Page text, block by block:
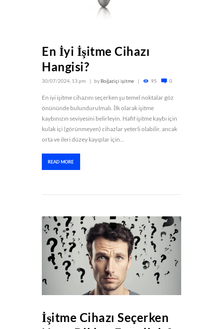
En İyi İşitme Cihazı
Hangisi?
30/07/2024, 13 pm by Boğaziçi işitme 95 0
En iyi işitme cihazını seçerken şu temel noktalar göz
önününde bulundurulmalı. İlk olarak işitme
kaybınızın seviyesini belirleyin. Hafif işitme kaybı için
kulak içi (görünmeyen) cihazlar yeterli olabilir, ancak
orta ve ileri düzey kayıplar için...
READ MORE
İşitme Cihazı Seçerken